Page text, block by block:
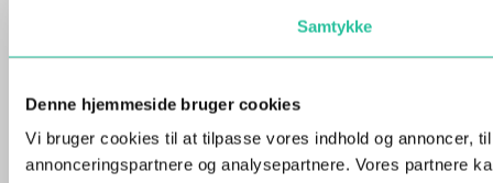
Samtykke
Denne hjemmeside bruger cookies
Vi bruger cookies til at tilpasse vores indhold og annoncer,
annonceringspartnere og analysepartnere. Vores partnere